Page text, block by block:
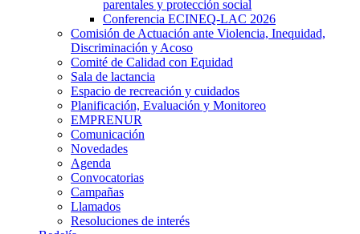
parentales y protección social
Conferencia ECINEQ-LAC 2026
Comisión de Actuación ante Violencia, Inequidad,
Discriminación y Acoso
Comité de Calidad con Equidad
Sala de lactancia
Espacio de recreación y cuidados
Planificación, Evaluación y Monitoreo
EMPRENUR
Comunicación
Novedades
Agenda
Convocatorias
Campañas
Llamados
Resoluciones de interés